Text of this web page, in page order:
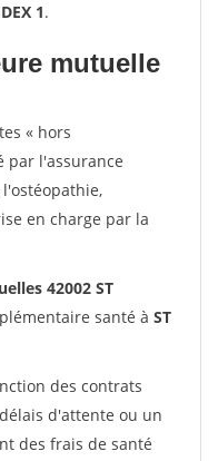
1.
mutuelle
« hors
par l'assurance
en charge par la
42002 ST
santé à ST
des contrats
d'attente ou un
des frais de santé